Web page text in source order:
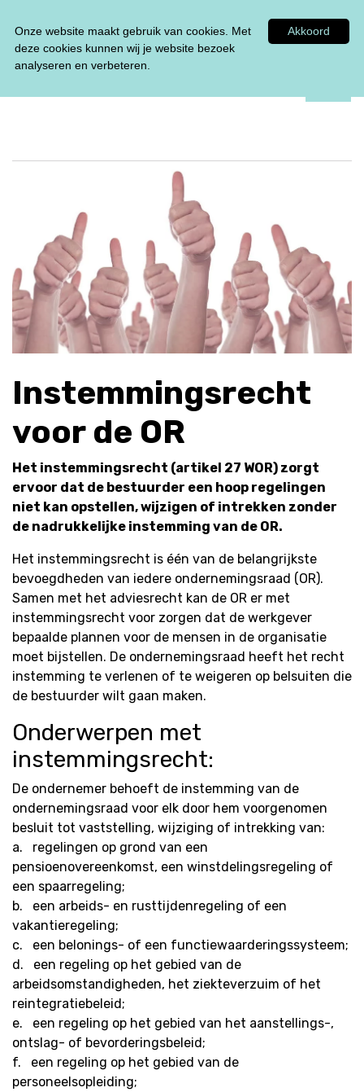
Instemmingsrecht
voor de OR
Het instemmingsrecht (artikel 27 WOR) zorgt
ervoor dat de bestuurder een hoop regelingen
niet kan opstellen, wijzigen of intrekken zonder
de nadrukkelijke instemming van de OR.
Het instemmingsrecht is één van de belangrijkste
bevoegdheden van iedere ondernemingsraad (OR).
Samen met het adviesrecht kan de OR er met
instemmingsrecht voor zorgen dat de werkgever
bepaalde plannen voor de mensen in de organisatie
moet bijstellen. De ondernemingsraad heeft het recht
instemming te verlenen of te weigeren op belsuiten die
de bestuurder wilt gaan maken.
Onderwerpen met
instemmingsrecht:
De ondernemer behoeft de instemming van de
ondernemingsraad voor elk door hem voorgenomen
besluit tot vaststelling, wijziging of intrekking van:
a. regelingen op grond van een
pensioenovereenkomst, een winstdelingsregeling of
een spaarregeling;
b. een arbeids- en rusttijdenregeling of een
vakantieregeling;
c. een belonings- of een functiewaarderingssysteem;
d. een regeling op het gebied van de
arbeidsomstandigheden, het ziekteverzuim of het
reintegratiebeleid;
e. een regeling op het gebied van het aanstellings-,
ontslag- of bevorderingsbeleid;
f. een regeling op het gebied van de
personeelsopleiding;
Akkoord
Onze website maakt gebruik van cookies. Met
deze cookies kunnen wij je website bezoek
analyseren en verbeteren.